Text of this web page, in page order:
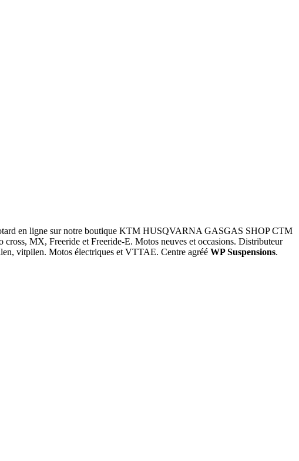
en ligne sur notre boutique KTM HUSQVARNA GASGAS SHOP CTM
MX, Freeride et Freeride-E. Motos neuves et occasions. Distributeur
vitpilen. Motos électriques et VTTAE. Centre agréé WP Suspensions.